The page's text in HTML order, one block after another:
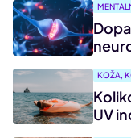
KOŽA,
UV